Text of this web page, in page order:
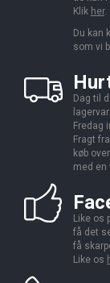
Klik her.
Du kan
som vi
Dag til
Fredag
Fragt
køb
med en
Like os
få det
få
Like os